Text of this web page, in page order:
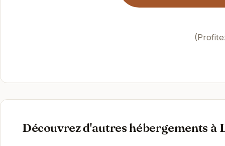
Découvrez d'autres hébergements à